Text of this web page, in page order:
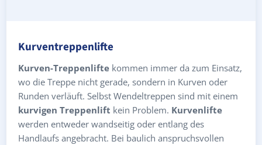
Kurventreppenlifte
Kurven-Treppenlifte kommen immer da zum Einsatz,
wo die Treppe nicht gerade, sondern in Kurven oder
Runden verläuft. Selbst Wendeltreppen sind mit einem
kurvigen Treppenlift kein Problem. Kurvenlifte
werden entweder wandseitig oder entlang des
Handlaufs angebracht. Bei baulich anspruchsvollen